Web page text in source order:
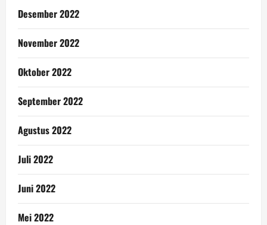
Desember 2022
November 2022
Oktober 2022
September 2022
Agustus 2022
Juli 2022
Juni 2022
Mei 2022